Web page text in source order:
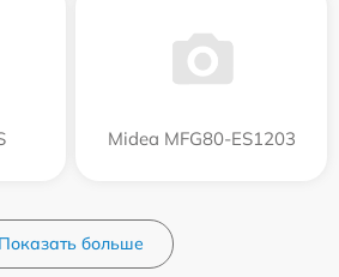
Midea MFG80-ES1203
Показать больше